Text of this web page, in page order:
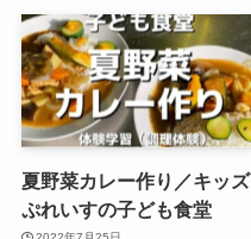
夏野菜カレー作り／キッズ
ぷれいすの子ども食堂